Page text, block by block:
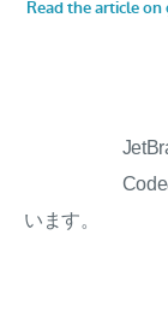
います。